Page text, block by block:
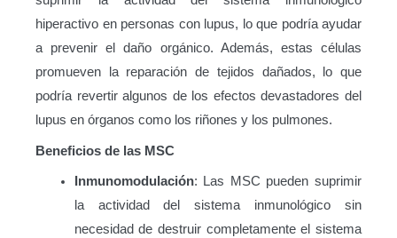
hiperactivo en personas con lupus, lo que podría ayudar
a prevenir el daño orgánico. Además, estas células
promueven la reparación de tejidos dañados, lo que
podría revertir algunos de los efectos devastadores del
lupus en órganos como los riñones y los pulmones.
Beneficios de las MSC
Inmunomodulación: Las MSC pueden suprimir
la actividad del sistema inmunológico sin
necesidad de destruir completamente el sistema